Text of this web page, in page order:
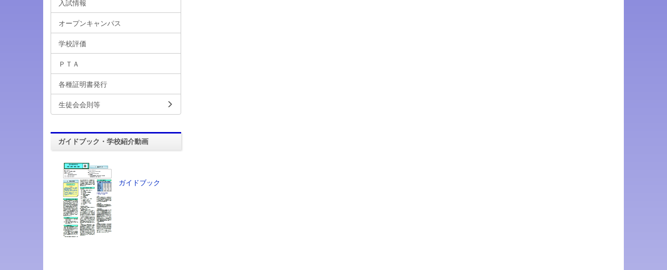
入試情報
オープンキャンパス
学校評価
ＰＴＡ
各種証明書発行
生徒会会則等
ガイドブック・学校紹介動画
ガイドブック